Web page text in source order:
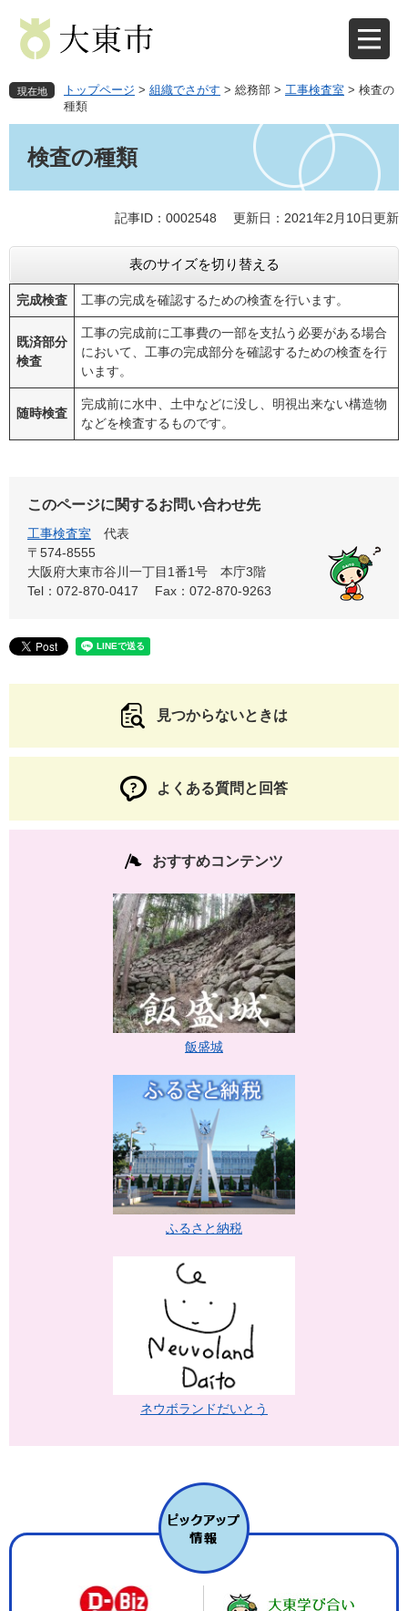
先
で
を
ば
現在地 トップページ > 組織でさがす > 総務部 > 工事検査室 > 検査の
種類
検査の種類
記事ID：0002548 更新日：2021年2月10日更新
表のサイズを切り替える
完成検査 工事の完成を確認するための検査を行います。
既済部分
検査
工事の完成前に工事費の一部を支払う必要がある場合
において、工事の完成部分を確認するための検査を行
います。
随時検査
完成前に水中、土中などに没し、明視出来ない構造物
などを検査するものです。
このページに関するお問い合わせ先
工事検査室
代表
〒574-8555
大阪府大東市谷川一丁目1番1号 本庁3階
Tel：072-870-0417
Fax：072-870-9263
見つからないときは
よくある質問と回答
おすすめコンテンツ
飯盛城
ふるさと納税
ネウボランドだいとう